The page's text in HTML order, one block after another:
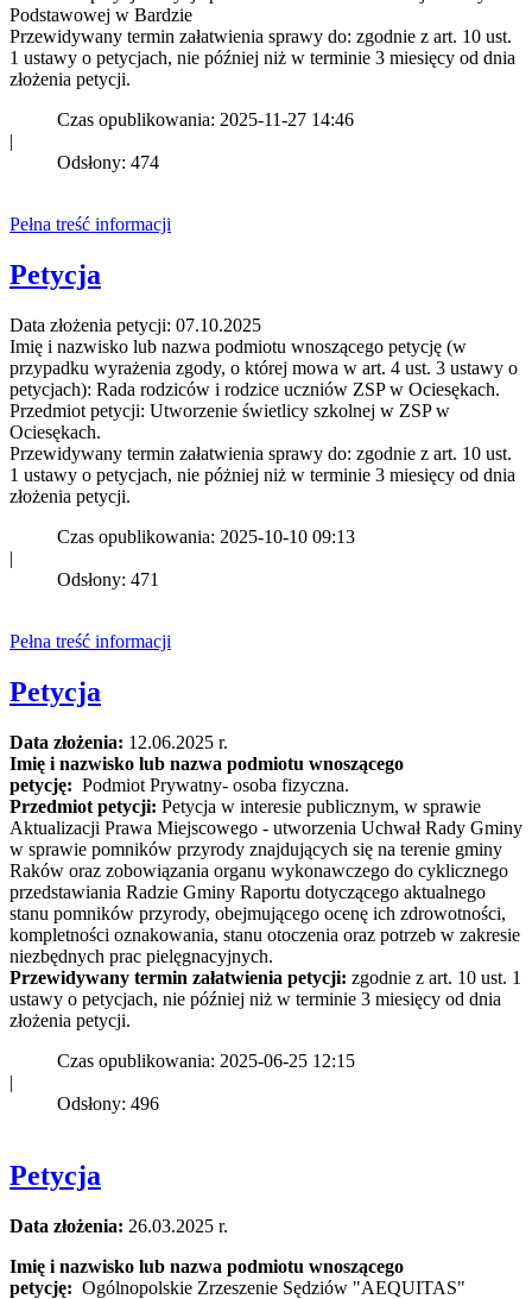
Podstawowej w Bardzie
Przewidywany termin załatwienia sprawy do: zgodnie z art. 10 ust.
1 ustawy o petycjach, nie później niż w terminie 3 miesięcy od dnia
złożenia petycji.
Czas opublikowania: 2025-11-27 14:46
|
Odsłony: 474
Pełna treść informacji
Petycja
Data złożenia petycji: 07.10.2025
Imię i nazwisko lub nazwa podmiotu wnoszącego petycję (w
przypadku wyrażenia zgody, o której mowa w art. 4 ust. 3 ustawy o
petycjach): Rada rodziców i rodzice uczniów ZSP w Ociesękach.
Przedmiot petycji: Utworzenie świetlicy szkolnej w ZSP w
Ociesękach.
Przewidywany termin załatwienia sprawy do: zgodnie z art. 10 ust.
1 ustawy o petycjach, nie póżniej niż w terminie 3 miesięcy od dnia
złożenia petycji.
Czas opublikowania: 2025-10-10 09:13
|
Odsłony: 471
Pełna treść informacji
Petycja
Data złożenia: 12.06.2025 r.
Imię i nazwisko lub nazwa podmiotu wnoszącego
petycję: Podmiot Prywatny- osoba fizyczna.
Przedmiot petycji: Petycja w interesie publicznym, w sprawie
Aktualizacji Prawa Miejscowego - utworzenia Uchwał Rady Gminy
w sprawie pomników przyrody znajdujących się na terenie gminy
Raków oraz zobowiązania organu wykonawczego do cyklicznego
przedstawiania Radzie Gminy Raportu dotyczącego aktualnego
stanu pomników przyrody, obejmującego ocenę ich zdrowotności,
kompletności oznakowania, stanu otoczenia oraz potrzeb w zakresie
niezbędnych prac pielęgnacyjnych.
Przewidywany termin załatwienia petycji: zgodnie z art. 10 ust. 1
ustawy o petycjach, nie później niż w terminie 3 miesięcy od dnia
złożenia petycji.
Czas opublikowania: 2025-06-25 12:15
|
Odsłony: 496
Petycja
Data złożenia: 26.03.2025 r.
Imię i nazwisko lub nazwa podmiotu wnoszącego
petycję: Ogólnopolskie Zrzeszenie Sędziów "AEQUITAS"